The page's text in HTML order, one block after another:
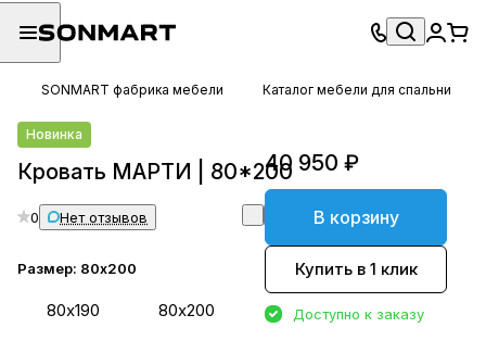
SONMART фабрика мебели Каталог мебели для спальни
Новинка
Кровать МАРТИ | 80*200
0 Нет отзывов
Размер: 80х200
80х190 80х200
40 950 ₽
В корзину
Купить в 1 клик
Доступно к заказу